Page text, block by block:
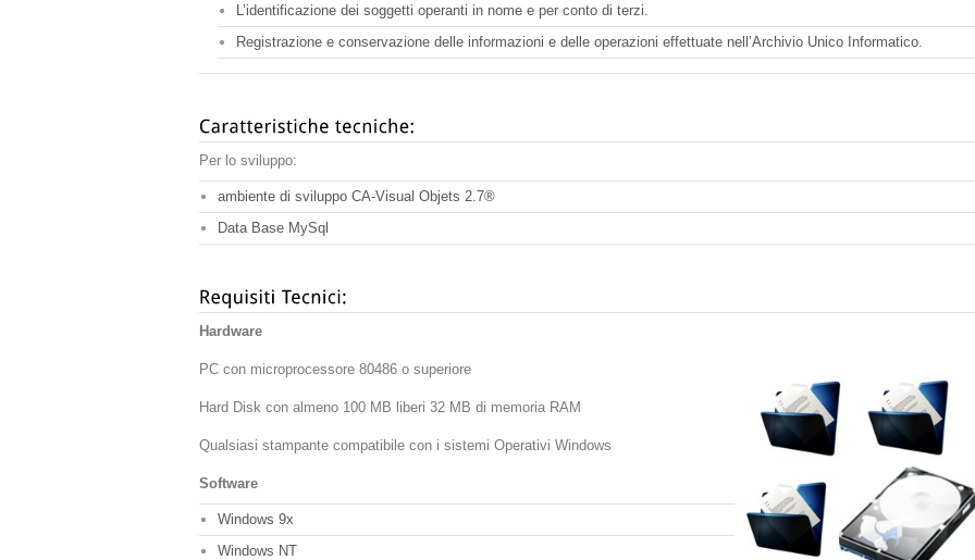
L’identificazione dei soggetti operanti in nome e per conto di terzi.
Registrazione e conservazione delle informazioni e delle operazioni effettuate nell’Archivio Unico Informatico.
Per lo sviluppo:
ambiente di sviluppo CA-Visual Objets 2.7®
Data Base MySql
Hardware
PC con microprocessore 80486 o superiore
Hard Disk con almeno 100 MB liberi 32 MB di memoria RAM
Qualsiasi stampante compatibile con i sistemi Operativi Windows
Software
Windows 9x
Windows NT